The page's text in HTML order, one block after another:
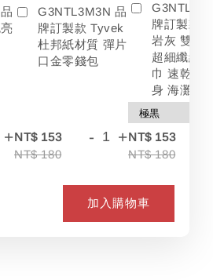
+
G3NTL3M3N 品
牌訂製款 Tyvek
杜邦紙材質 彈片
口金零錢包
NT$ 153
NT$ 180
- +
牌訂製款
岩灰 雙色
超細纖維
巾 速乾 吸
身 海灘
NT$ 153
NT$ 180
加入購物車